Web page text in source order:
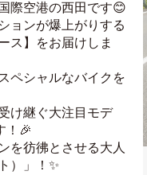
際空港の西田です😊
ョンが爆上がりする
ス】をお届けしま
ペシャルなバイクを
け継ぐ大注目モデ
！🎉
を彷彿とさせる大人
）」！✨